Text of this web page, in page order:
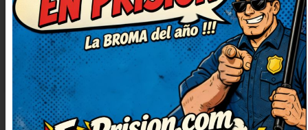
publicando más, que alegran un
montón. Prometo contarlo en
casa, nos encanta reír juntos.